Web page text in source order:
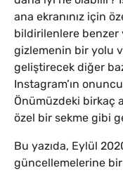
ana ekranınız için
bildirilenlere benzer
gizlemenin bir yolu
geliştirecek diğer
Instagram’ın
Önümüzdeki birkaç
özel bir sekme gibi
Bu yazıda, Eylül
güncellemelerine bir